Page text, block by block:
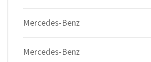
Mercedes-Benz
Mercedes-Benz